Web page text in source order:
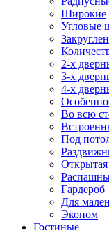
Широкие
Угловые
2-х
3-х
4-х
Во всю
Под
Открытая
Гардероб
Для
Эконом
Гостиные